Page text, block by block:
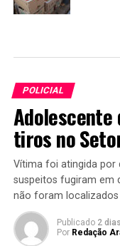
POLICIAL
Adolescente
tiros no
Vítima foi atingida por
suspeitos fugiram em
não foram localizados
Publicado 2
Por Redação